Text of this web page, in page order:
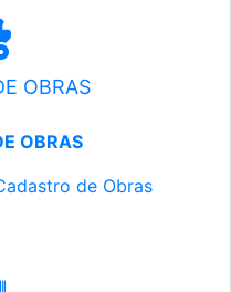
OBRAS
OBRAS
de Obras